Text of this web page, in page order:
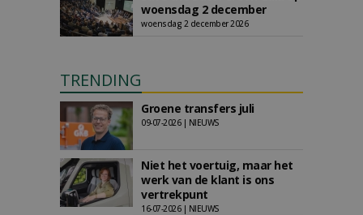
woensdag 2 december
woensdag 2 december 2026
TRENDING
Groene transfers juli
09-07-2026 | NIEUWS
Niet het voertuig, maar het
werk van de klant is ons
vertrekpunt
16-07-2026 | NIEUWS